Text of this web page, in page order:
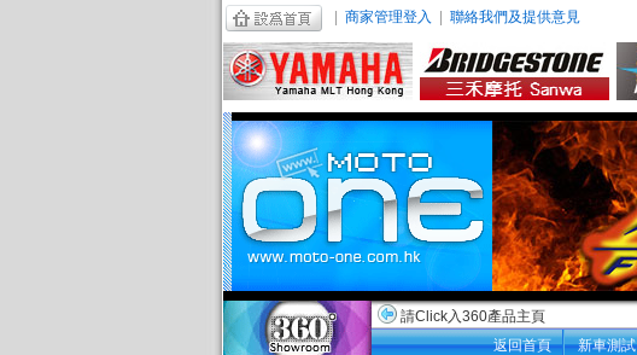
商家管理登入 聯絡我們及提供意見
請Click入360產品主頁
返回首頁
新車測試